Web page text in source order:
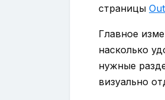
страницы
Главное
насколько
нужные
визуально